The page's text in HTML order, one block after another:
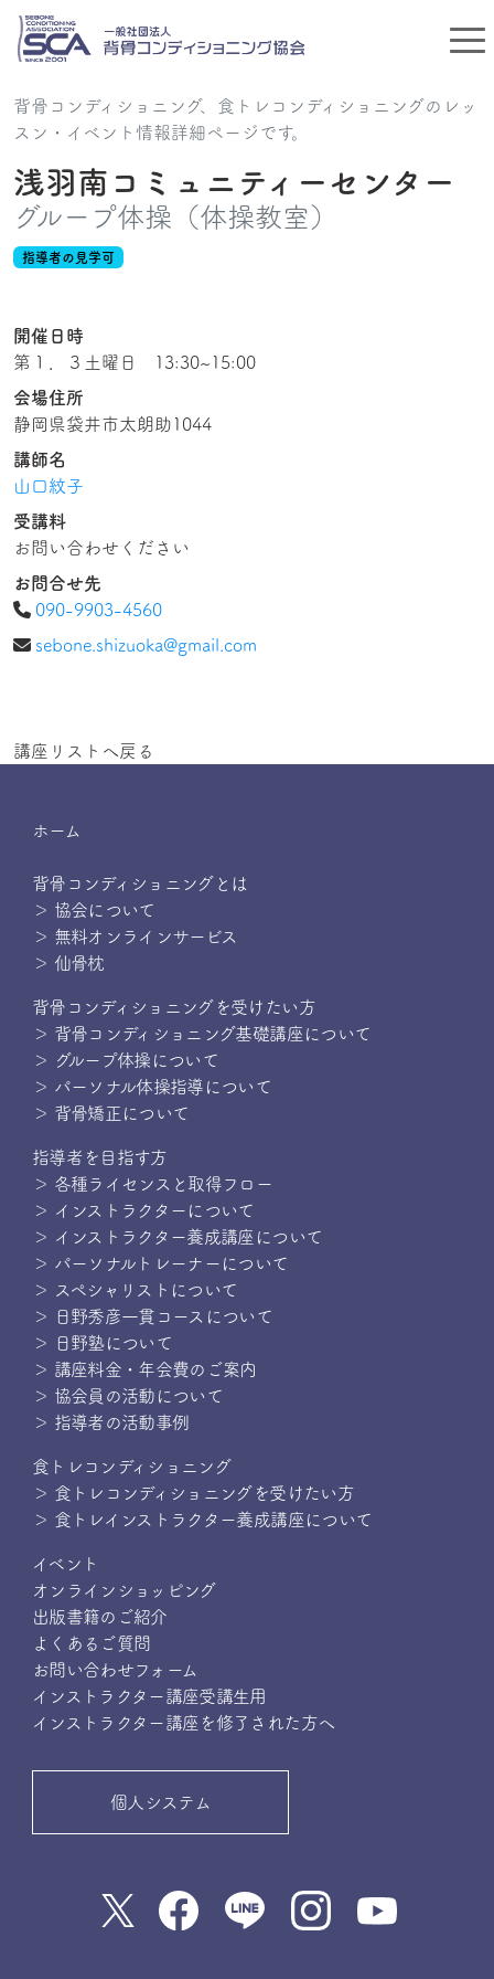
背骨コンディショニング、食トレコンディショニングのレッ
スン・イベント情報詳細ページです。
浅羽南コミュニティーセンター
グループ体操（体操教室）
指導者の見学可
開催日時
第１．３土曜日 13:30~15:00
会場住所
静岡県袋井市太朗助1044
講師名
山口紋子
受講料
お問い合わせください
お問合せ先
090-9903-4560
sebone.shizuoka@gmail.com
講座リストへ戻る
ホーム
背骨コンディショニングとは
＞ 協会について
＞ 無料オンラインサービス
＞ 仙骨枕
背骨コンディショニングを受けたい方
＞ 背骨コンディショニング基礎講座について
＞ グループ体操について
＞ パーソナル体操指導について
＞ 背骨矯正について
指導者を目指す方
＞ 各種ライセンスと取得フロー
＞ インストラクターについて
＞ インストラクター養成講座について
＞ パーソナルトレーナーについて
＞ スペシャリストについて
＞ 日野秀彦一貫コースについて
＞ 日野塾について
＞ 講座料金・年会費のご案内
＞ 協会員の活動について
＞ 指導者の活動事例
食トレコンディショニング
＞ 食トレコンディショニングを受けたい方
＞ 食トレインストラクター養成講座について
イベント
オンラインショッピング
出版書籍のご紹介
よくあるご質問
お問い合わせフォーム
インストラクター講座受講生用
インストラクター講座を修了された方へ
個人システム